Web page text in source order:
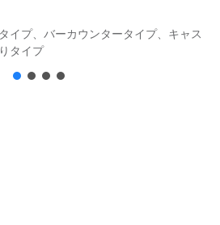
イプ、バーカウンタータイプ、キャス
タイプ